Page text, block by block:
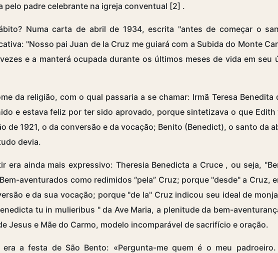
pelo padre celebrante na igreja conventual [2] .
Numa carta de abril de 1934, escrita "antes de começar o
"Nosso pai Juan de la Cruz me guiará com a Subida do Monte
e a manterá ocupada durante os últimos meses de vida em seu
da religião, com o qual passaria a se chamar: Irmã Teresa Benedita
e estava feliz por ter sido aprovado, porque sintetizava o que
de 1921, o da conversão e da vocação; Benito (Benedict), o santo da
devia.
era ainda mais expressivo: Theresia Benedicta a Cruce , ou seja,
aventurados como redimidos “pela” Cruz; porque "desde" a Cruz,
e da sua vocação; porque "de la" Cruz indicou seu ideal de
tu in mulieribus " da Ave Maria, a plenitude da bem-
Jesus e Mãe do Carmo, modelo incomparável de sacrifício e oração.
a festa de São Bento: «Pergunta-me quem é o meu padroeiro.